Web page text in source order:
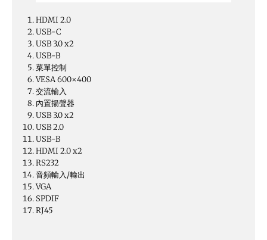
HDMI 2.0
USB-C
USB 3.0 x2
USB-B
菜單控制
VESA 600×400
交流輸入
內置揚聲器
USB 3.0 x2
USB 2.0
USB-B
HDMI 2.0 x2
RS232
音頻輸入/輸出
VGA
SPDIF
RJ45